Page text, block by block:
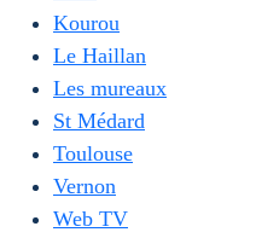
Kourou
Le Haillan
Les mureaux
St Médard
Toulouse
Vernon
Web TV